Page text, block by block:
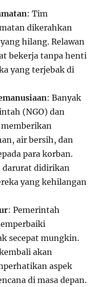
: Tim
dikerahkan
hilang. Relawan
bekerja tanpa henti
yang terjebak di
: Banyak
(NGO) dan
air bersih, dan
para korban.
darurat didirikan
yang kehilangan
: Pemerintah
secepat mungkin.
akan
aspek
di masa depan.